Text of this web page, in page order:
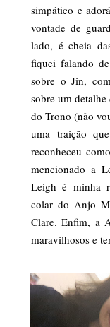
simpático e
vontade de
lado, é cheia
fiquei falando
sobre o Jin,
sobre um
do Trono (não
uma traição
reconheceu
mencionado a
Leigh é minha
colar do Anjo
Clare. Enfim, a
maravilhosos e